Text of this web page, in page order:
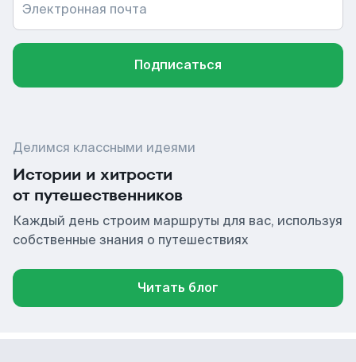
Электронная почта
Подписаться
Делимся классными идеями
Истории и хитрости
от путешественников
Каждый день строим маршруты для вас, используя
собственные знания о путешествиях
Читать блог